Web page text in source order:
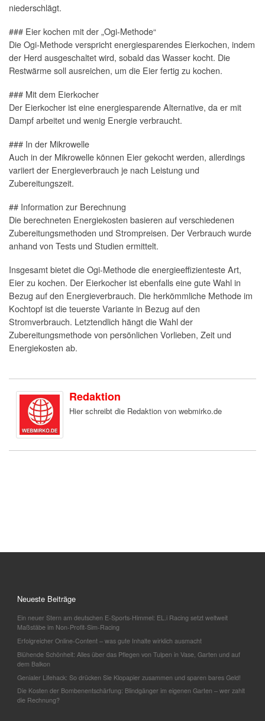
niederschlägt.
### Eier kochen mit der „Ogi-Methode“
Die Ogi-Methode verspricht energiesparendes Eierkochen, indem
der Herd ausgeschaltet wird, sobald das Wasser kocht. Die
Restwärme soll ausreichen, um die Eier fertig zu kochen.
### Mit dem Eierkocher
Der Eierkocher ist eine energiesparende Alternative, da er mit
Dampf arbeitet und wenig Energie verbraucht.
### In der Mikrowelle
Auch in der Mikrowelle können Eier gekocht werden, allerdings
variiert der Energieverbrauch je nach Leistung und
Zubereitungszeit.
## Information zur Berechnung
Die berechneten Energiekosten basieren auf verschiedenen
Zubereitungsmethoden und Strompreisen. Der Verbrauch wurde
anhand von Tests und Studien ermittelt.
Insgesamt bietet die Ogi-Methode die energieeffizienteste Art,
Eier zu kochen. Der Eierkocher ist ebenfalls eine gute Wahl in
Bezug auf den Energieverbrauch. Die herkömmliche Methode im
Kochtopf ist die teuerste Variante in Bezug auf den
Stromverbrauch. Letztendlich hängt die Wahl der
Zubereitungsmethode von persönlichen Vorlieben, Zeit und
Energiekosten ab.
Redaktion
Hier schreibt die Redaktion von webmirko.de
Neueste Beiträge
Ein neuer Stern am deutschen E-Sports-Himmel: EL.i Racing setzt weltweit
Maßstäbe im Non-Profit-Sim-Racing
Erfolgreicher Online-Content – was gute Inhalte wirklich ausmacht
Blühende Schönheit: Alles über das Pflegen von Tulpen in Vase, Garten und auf
dem Balkon
Genialer Lifehack: So drücken Sie Klopapier zusammen und sparen bares Geld!
Die Kosten der Bombenentschärfung: Blindgänger im eigenen Garten – wer zahlt
die Rechnung?